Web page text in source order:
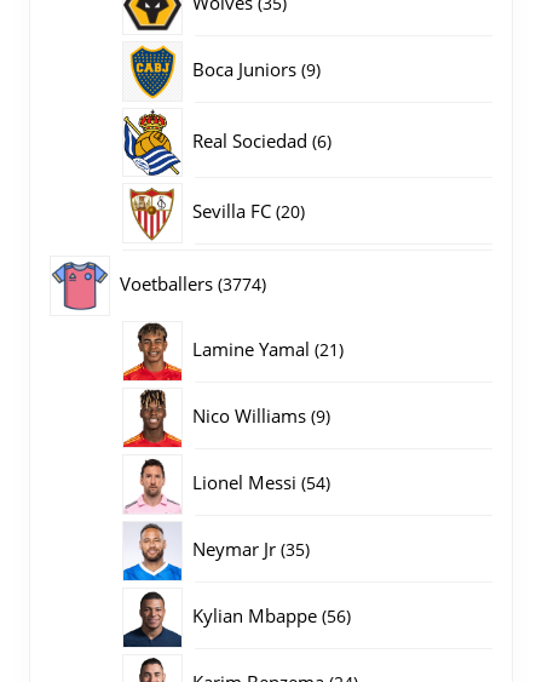
Boca Juniors 99
Real Sociedad 66
Sevilla FC 2020
Voetballers 37743774
Lamine Yamal 2121
Nico Williams 99
Lionel Messi 5454
Neymar Jr 3535
Kylian Mbappe 5656